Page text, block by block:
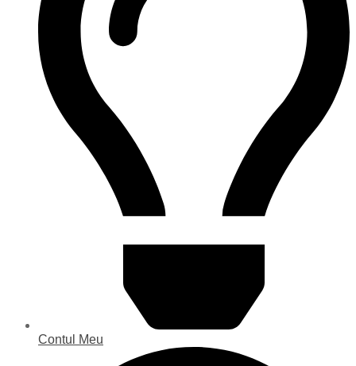
Contul Meu